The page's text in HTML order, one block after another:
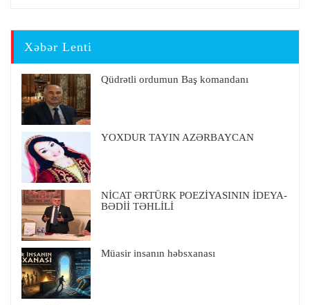
Xəbər Lenti
Qüdrətli ordumun Baş komandanı
YOXDUR TAYIN AZƏRBAYCAN
NİCAT ƏRTÜRK POEZİYASININ İDEYA-
BƏDİİ TƏHLİLİ
Müasir insanın həbsxanası